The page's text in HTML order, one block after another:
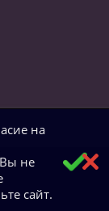
на
не
сайт.